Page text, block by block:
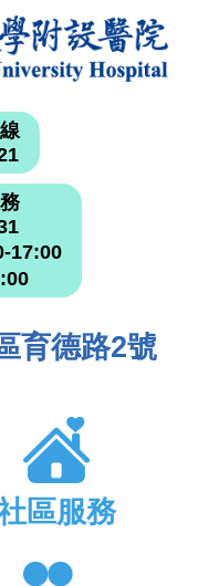
17:00
育德路2號
區服務